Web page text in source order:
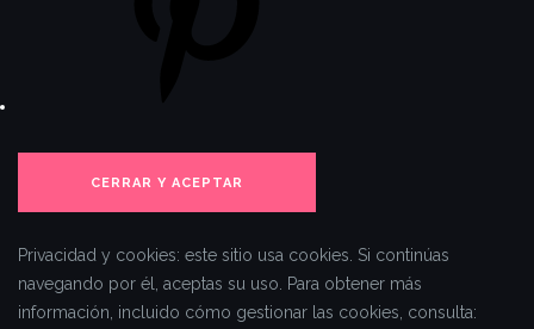
Privacidad y cookies: este sitio usa cookies. Si continúas
navegando por él, aceptas su uso.
Para obtener más
información, incluido cómo gestionar las cookies, consulta: